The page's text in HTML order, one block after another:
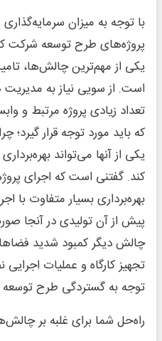
با توجه به میزان
یکی از مهم‌ترین چالش‌‌ها،
است. از سویی نیاز به
تعداد زیادی پروژه مرتبط و
که باید مورد توجه قرار گیرد؛
یکی از آنها می‌تواند
کند. گفتنی است که اجرای
بهره‌‌برداری بسیار متفاوت با
پیش از آن تولیدی در آنجا
چالش دیگر کمبود شدید
تجهیز کارگاه و عملیات
توجه به گستردگی طرح
راه‌‌حل شما برای غلبه بر